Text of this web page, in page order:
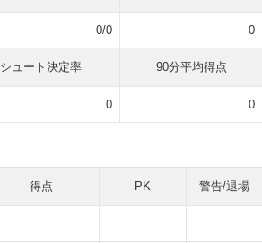
0/0 0
シュート決定率 90分平均得点
0 0
得点 PK 警告/退場